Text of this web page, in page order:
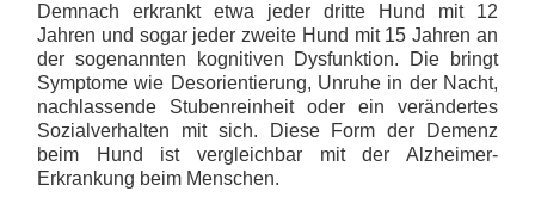
Demnach erkrankt etwa jeder dritte Hund mit 12
Jahren und sogar jeder zweite Hund mit 15 Jahren an
der sogenannten kognitiven Dysfunktion. Die bringt
Symptome wie Desorientierung, Unruhe in der Nacht,
nachlassende Stubenreinheit oder ein verändertes
Sozialverhalten mit sich. Diese Form der Demenz
beim Hund ist vergleichbar mit der Alzheimer-
Erkrankung beim Menschen.